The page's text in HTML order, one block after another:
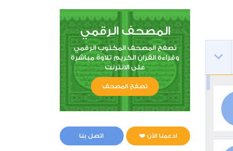
المصحف الرقمي
تصفح المصحف المكتوب الرقمي
وقراءة القران الكريم تلاوة مباشرة
على الانترنت
تصفح المصحف
ادعمنا الآن ❤️ اتصل بنا